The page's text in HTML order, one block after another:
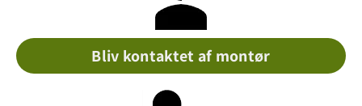
Bliv kontaktet af montør